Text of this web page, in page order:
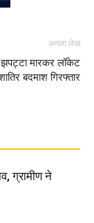
अगला लेख
झपट्टा मारकर लॉकेट
बदमाश गिरफ्तार
ग्रामीण ने